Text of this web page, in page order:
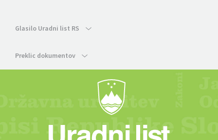
Glasilo Uradni list RS
Preklic dokumentov